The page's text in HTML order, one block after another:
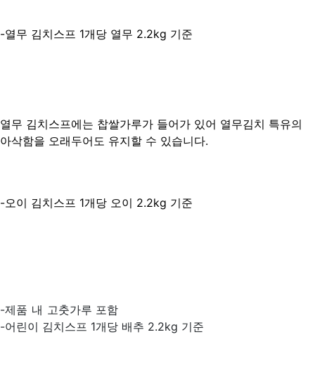
-열무 김치스프 1개당 열무 2.2kg 기준
열무 김치스프에는 찹쌀가루가 들어가 있어 열무김치 특유의
아삭함을 오래두어도 유지할 수 있습니다.
-오이 김치스프 1개당 오이 2.2kg 기준
-제품 내 고춧가루 포함
-어린이 김치스프 1개당 배추 2.2kg 기준